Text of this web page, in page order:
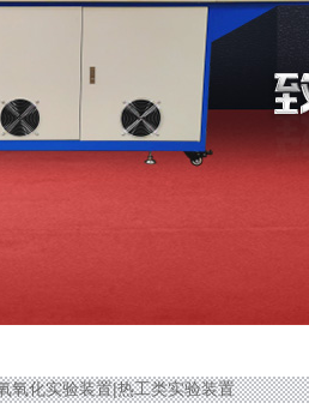
氧化实验装置|热工类实验装置